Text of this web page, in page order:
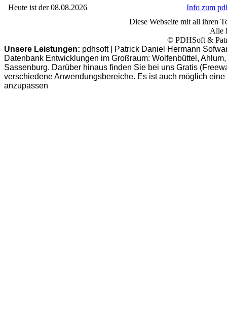
Heute ist der 08.08.2026
Info zum
Diese Webseite mit all ihren
Alle
© PDHSoft &
Unsere Leistungen: pdhsoft | Patrick Daniel Hermann
Datenbank Entwicklungen im Großraum: Wolfenbüttel,
Sassenburg. Darüber hinaus finden Sie bei uns Gratis
verschiedene Anwendungsbereiche. Es ist auch möglich
anzupassen